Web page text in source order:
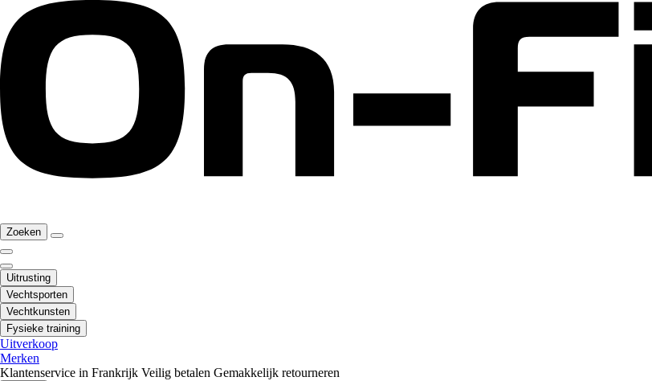
Zoeken
Uitrusting
Vechtsporten
Vechtkunsten
Fysieke training
Uitverkoop
Merken
Klantenservice in Frankrijk Veilig betalen Gemakkelijk retourneren